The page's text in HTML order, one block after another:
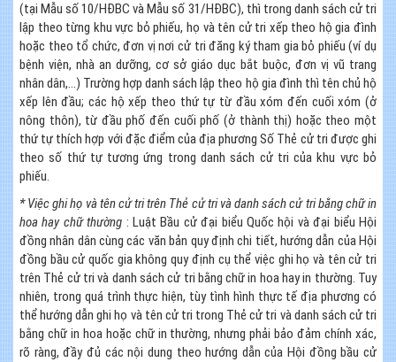
(tại Mẫu số 10/HĐBC và Mẫu số 31/HĐBC), thì trong danh sách cử tri
lập theo từng khu vực bỏ phiếu, họ và tên cử tri xếp theo hộ gia đình
hoặc theo tổ chức, đơn vị nơi cử tri đăng ký tham gia bỏ phiếu (ví dụ
bệnh viện, nhà an dưỡng, cơ sở giáo dục bắt buộc, đơn vị vũ trang
nhân dân,…) Trường hợp danh sách lập theo hộ gia đình thì tên chủ hộ
xếp lên đầu; các hộ xếp theo thứ tự từ đầu xóm đến cuối xóm (ở
nông thôn), từ đầu phố đến cuối phố (ở thành thị) hoặc theo một
thứ tự thích hợp với đặc điểm của địa phương Số Thẻ cử tri được ghi
theo số thứ tự tương ứng trong danh sách cử tri của khu vực bỏ
phiếu.
* Việc ghi họ và tên cử tri trên Thẻ cử tri và danh sách cử tri bằng chữ in
hoa hay chữ thường : Luật Bầu cử đại biểu Quốc hội và đại biểu Hội
đồng nhân dân cùng các văn bản quy định chi tiết, hướng dẫn của Hội
đồng bầu cử quốc gia không quy định cụ thể việc ghi họ và tên cử tri
trên Thẻ cử tri và danh sách cử tri bằng chữ in hoa hay in thường. Tuy
nhiên, trong quá trình thực hiện, tùy tình hình thực tế địa phương có
thể hướng dẫn ghi họ và tên cử tri trong Thẻ cử tri và danh sách cử tri
bằng chữ in hoa hoặc chữ in thường, nhưng phải bảo đảm chính xác,
rõ ràng, đầy đủ các nội dung theo hướng dẫn của Hội đồng bầu cử